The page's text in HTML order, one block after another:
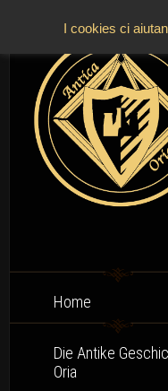
Home
Die Antike
Oria
I cookies ci